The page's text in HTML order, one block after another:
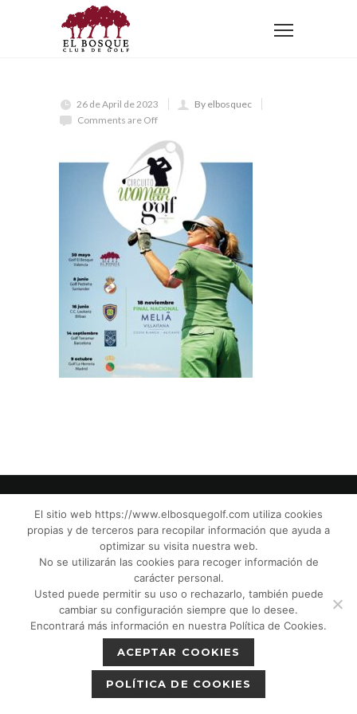
Home
26 de April de 2023
By elbosquec
Comments are Off
© El Bosque Club de Golf |Aviso Legal|
Política de Privacidad| Política de Cookies
Política de devoluciones|
Protección de Menores CPM”|
El sitio web https://www.elbosquegolf.com utiliza cookies
propias y de terceros para recopilar información que ayuda a
optimizar su visita nuestra web.
No se utilizarán las cookies para recoger información de
carácter personal.
Usted puede permitir su uso o rechazarlo, también puede
cambiar su configuración siempre que lo desee.
Encontrará más información en nuestra Política de Cookies.
ACEPTAR COOKIES
POLÍTICA DE COOKIES